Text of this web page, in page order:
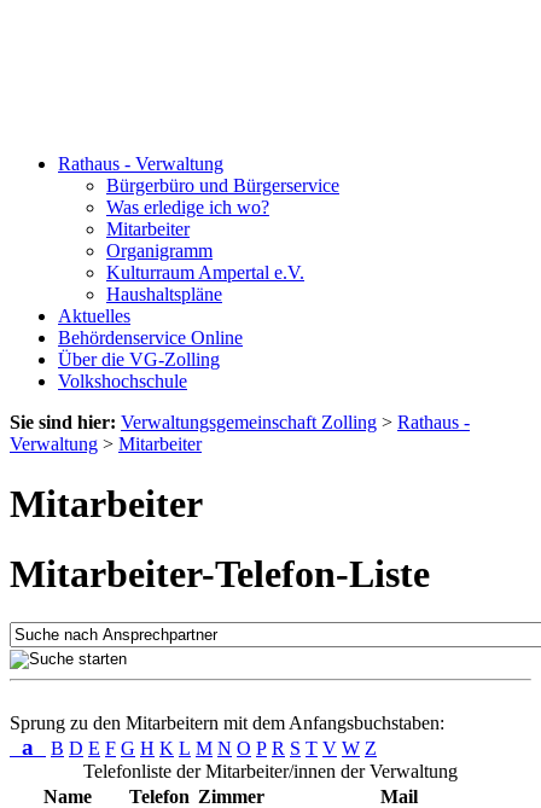
Rathaus - Verwaltung
Bürgerbüro und Bürgerservice
Was erledige ich wo?
Mitarbeiter
Organigramm
Kulturraum Ampertal e.V.
Haushaltspläne
Aktuelles
Behördenservice Online
Über die VG-Zolling
Volkshochschule
Sie sind hier: Verwaltungsgemeinschaft Zolling > Rathaus -
Verwaltung > Mitarbeiter
Mitarbeiter
Mitarbeiter-Telefon-Liste
Sprung zu den Mitarbeitern mit dem Anfangsbuchstaben:
a B D E F G H K L M N O P R S T V W Z
Telefonliste der Mitarbeiter/innen der Verwaltung
Name
Telefon Zimmer
Mail